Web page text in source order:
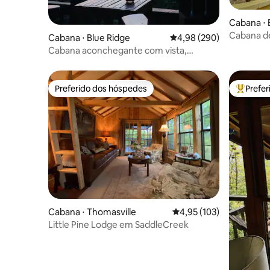
Cabana ⋅ Blue Ridge 4,98 de uma avaliação
4,98 (290)
Cabana aconchegante com vista,
Cabana ⋅
Cabana
Preferido dos hóspedes
Preferido dos hóspedes
Cabana ⋅ Thomasville 4,95 de uma avaliação
4,95 (103)
Little Pine Lodge em SaddleCreek
Entre